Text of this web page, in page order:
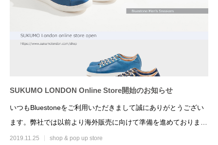
Men's Shoes
メンズシューズ
サイズ感を確かめたい！
2020.12.04
Denim × SUKUMO
SUKUMO LONDON Online Store開始のお知らせ
いつもBluestoneをご利用いただきまして誠にありがとうござい
ます。弊社では以前より海外販売に向けて準備を進めておりまし
たが、こ
2019.11.25 shop & pop up store